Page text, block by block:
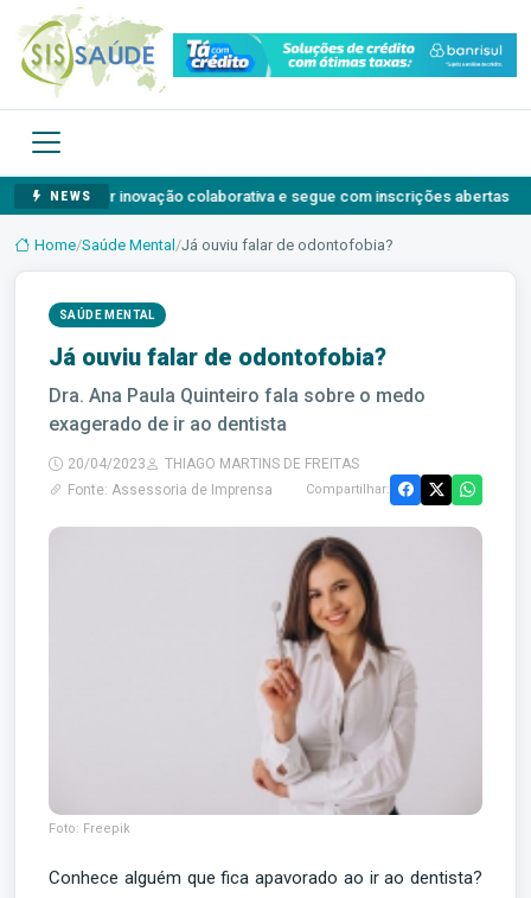
NEWS
inovação colaborativa e segue com inscrições abertas
Home/Saúde Mental /Já ouviu falar de odontofobia?
SAÚDE MENTAL
Já ouviu falar de odontofobia?
Dra. Ana Paula Quinteiro fala sobre o medo
exagerado de ir ao dentista
20/04/2023
THIAGO MARTINS DE FREITAS
Fonte: Assessoria de Imprensa
Compartilhar:
Foto: Freepik
Conhece alguém que fica apavorado ao ir ao dentista?